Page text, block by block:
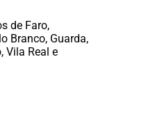
de Faro,
Branco, Guarda,
Vila Real e